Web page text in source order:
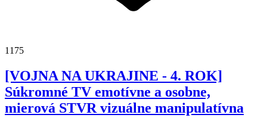
1175
[VOJNA NA UKRAJINE - 4. ROK]
Súkromné TV emotívne a osobne,
mierová STVR vizuálne manipulatívna